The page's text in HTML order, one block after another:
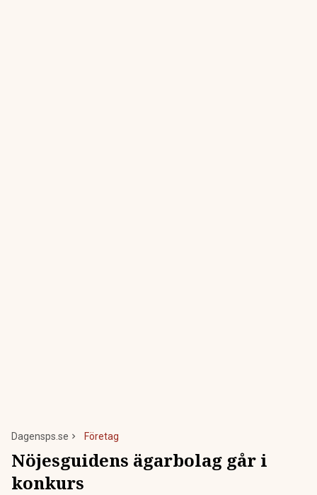
Dagensps.se Företag
Nöjesguidens ägarbolag går i
konkurs